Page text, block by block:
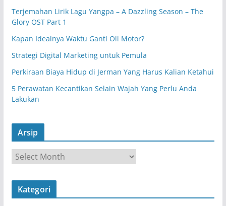
Terjemahan Lirik Lagu Yangpa – A Dazzling Season – The
Glory OST Part 1
Kapan Idealnya Waktu Ganti Oli Motor?
Strategi Digital Marketing untuk Pemula
Perkiraan Biaya Hidup di Jerman Yang Harus Kalian Ketahui
5 Perawatan Kecantikan Selain Wajah Yang Perlu Anda
Lakukan
Arsip
r
s
Kategori